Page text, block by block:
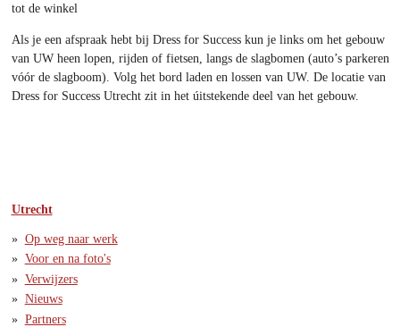
tot de winkel
Als je een afspraak hebt bij Dress for Success kun je links om het gebouw
van UW heen lopen, rijden of fietsen, langs de slagbomen (auto’s parkeren
vóór de slagboom). Volg het bord laden en lossen van UW. De locatie van
Dress for Success Utrecht zit in het úitstekende deel van het gebouw.
Utrecht
Op weg naar werk
Voor en na foto's
Verwijzers
Nieuws
Partners